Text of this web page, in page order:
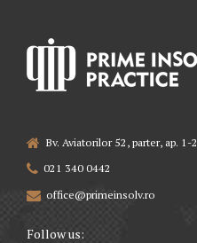
Bv. Aviatorilor 52, parter, ap.
021 340 0442
office@primeinsolv.ro
Follow us: